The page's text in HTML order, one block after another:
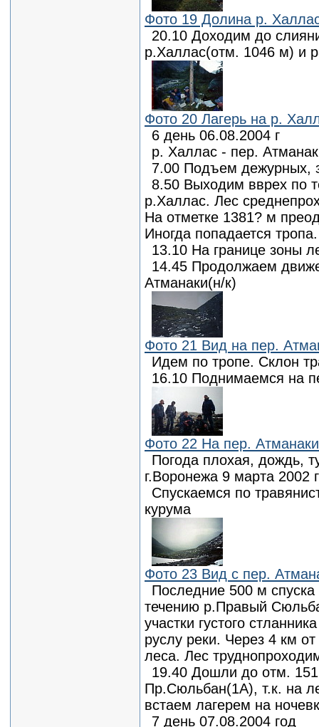
Фото 19 Долина р.
20.10 Доходим до
р.Халлас(отм. 1046 м) и
Фото 20 Лагерь на р.
6 день 06.08.2004 г
р. Халлас - пер.
7.00 Подъем дежурных,
8.50 Выходим вврех по
р.Халлас. Лес
На отметке 1381? м
Иногда попадается тропа.
13.10 На границе зоны
14.45 Продолжаем
Атманаки(н/к)
Фото 21 Вид на пер.
Идем по тропе. Склон
16.10 Поднимаемся на
Фото 22 На пер.
Погода плохая, дождь,
г.Воронежа 9 марта 2002
Спускаемся по
курума
Фото 23 Вид с пер.
Последние 500 м
течению р.Правый
участки густого
руслу реки. Через 4 км
леса. Лес
19.40 Дошли до отм.
Пр.Сюльбан(1А), т.к. на
встаем лагерем на
7 день 07.08.2004 год